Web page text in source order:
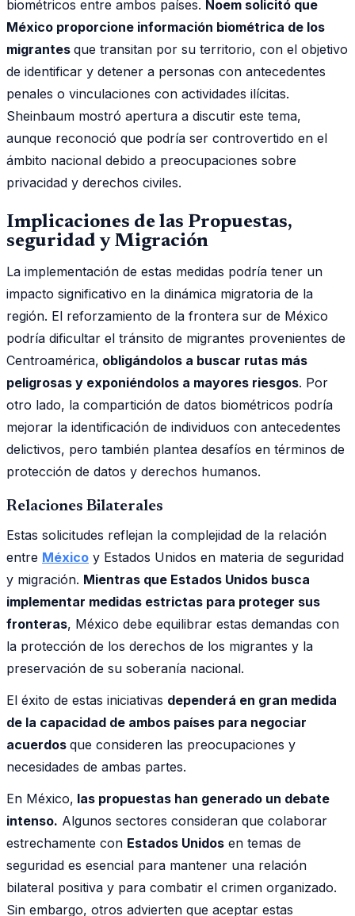
biométricos entre ambos países. Noem solicitó que
México proporcione información biométrica de los
migrantes que transitan por su territorio, con el objetivo
de identificar y detener a personas con antecedentes
penales o vinculaciones con actividades ilícitas.
Sheinbaum mostró apertura a discutir este tema,
aunque reconoció que podría ser controvertido en el
ámbito nacional debido a preocupaciones sobre
privacidad y derechos civiles.
Implicaciones de las Propuestas,
seguridad y Migración
La implementación de estas medidas podría tener un
impacto significativo en la dinámica migratoria de la
región. El reforzamiento de la frontera sur de México
podría dificultar el tránsito de migrantes provenientes de
Centroamérica, obligándolos a buscar rutas más
peligrosas y exponiéndolos a mayores riesgos. Por
otro lado, la compartición de datos biométricos podría
mejorar la identificación de individuos con antecedentes
delictivos, pero también plantea desafíos en términos de
protección de datos y derechos humanos.
Relaciones Bilaterales
Estas solicitudes reflejan la complejidad de la relación
entre México y Estados Unidos en materia de seguridad
y migración. Mientras que Estados Unidos busca
implementar medidas estrictas para proteger sus
fronteras, México debe equilibrar estas demandas con
la protección de los derechos de los migrantes y la
preservación de su soberanía nacional.
El éxito de estas iniciativas dependerá en gran medida
de la capacidad de ambos países para negociar
acuerdos que consideren las preocupaciones y
necesidades de ambas partes.
En México, las propuestas han generado un debate
intenso. Algunos sectores consideran que colaborar
estrechamente con Estados Unidos en temas de
seguridad es esencial para mantener una relación
bilateral positiva y para combatir el crimen organizado.
Sin embargo, otros advierten que aceptar estas